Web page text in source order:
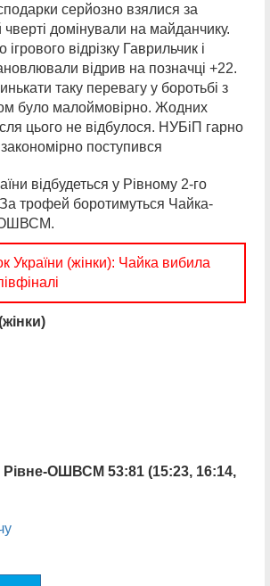
серйозно взялися за
чверті домінували на майданчику.
ігрового відрізку Гаврильчик і
відрив на позначці +22.
таку перевагу у боротьбі з
було малоймовірно. Жодних
цього не відбулося. НУБіП гарно
поступився
відбудеться у Рівному 2-го
трофей боротимуться Чайка-
України (жінки): Чайка вибила
Рівне-ОШВСМ 53:81 (15:23, 16:14,